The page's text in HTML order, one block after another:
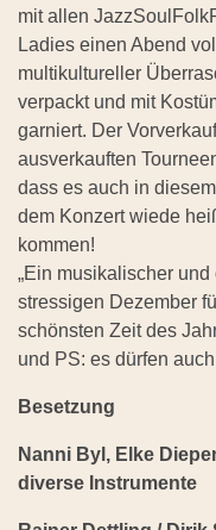
mit allen
Ladies einen Abend
multikultureller
verpackt und mit
garniert. Der
ausverkauften
dass es auch in
dem Konzert wiede
kommen!
„Ein musikalischer
stressigen Dezember
schönsten Zeit des
und PS: es dürfen
Besetzung
Nanni Byl, Elke
diverse Instrumente